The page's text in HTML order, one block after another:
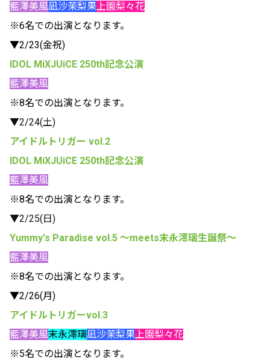
藍澤美風凪沙茉梨果上園梨々花
※6名での出演となります。
▼2/23(金祝)
IDOL MiXJUiCE 250th記念公演
藍澤美風
※8名での出演となります。
▼2/24(土)
アイドルトリガー vol.2
IDOL MiXJUiCE 250th記念公演
藍澤美風
※8名での出演となります。
▼2/25(日)
Yummy's Paradise vol.5 〜meets末永澪璃⽣誕祭〜
藍澤美風
※8名での出演となります。
▼2/26(月)
アイドルトリガーvol.3
藍澤美風末永澪璃凪沙茉梨果上園梨々花
※5名での出演となります。